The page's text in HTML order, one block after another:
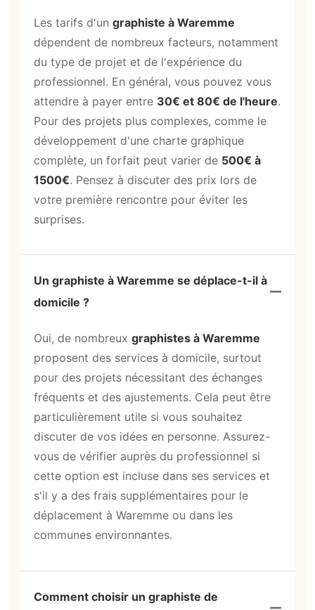
Les tarifs d'un graphiste à Waremme
dépendent de nombreux facteurs, notamment
du type de projet et de l'expérience du
professionnel. En général, vous pouvez vous
attendre à payer entre 30€ et 80€ de l'heure.
Pour des projets plus complexes, comme le
développement d'une charte graphique
complète, un forfait peut varier de 500€ à
1500€. Pensez à discuter des prix lors de
votre première rencontre pour éviter les
surprises.
Un graphiste à Waremme se déplace-t-il à
domicile ?
Oui, de nombreux graphistes à Waremme
proposent des services à domicile, surtout
pour des projets nécessitant des échanges
fréquents et des ajustements. Cela peut être
particulièrement utile si vous souhaitez
discuter de vos idées en personne. Assurez-
vous de vérifier auprès du professionnel si
cette option est incluse dans ses services et
s'il y a des frais supplémentaires pour le
déplacement à Waremme ou dans les
communes environnantes.
Comment choisir un graphiste de